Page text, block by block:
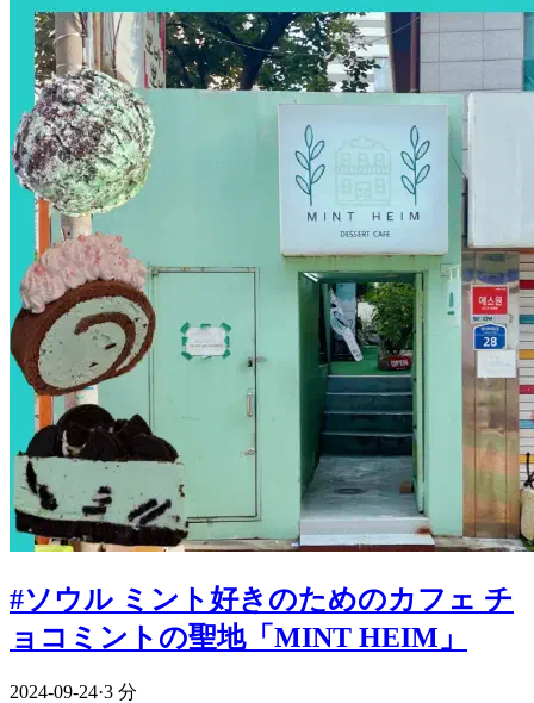
#ソウル ミント好きのためのカフェ チ
ョコミントの聖地「MINT HEIM」
2024-09-24·3 分